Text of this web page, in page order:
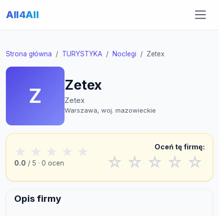
All4All
Strona główna TURYSTYKA Noclegi Zetex
Z Zetex
Zetex
Warszawa, woj. mazowieckie
★ ★ ★ ★ ★
0.0 / 5 · 0 ocen
Oceń tę firmę:
☆ ☆ ☆ ☆ ☆
Opis firmy